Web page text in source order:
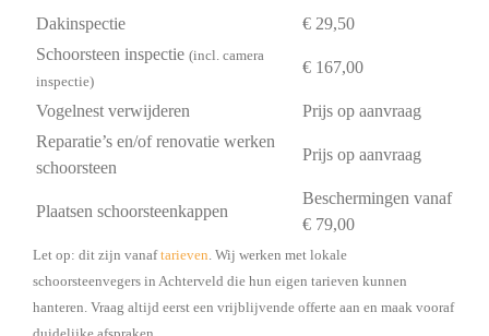
Dakinspectie
€ 29,50
Schoorsteen inspectie (incl. camera
inspectie)
€ 167,00
Vogelnest verwijderen
Prijs op aanvraag
Reparatie’s en/of renovatie werken
schoorsteen
Prijs op aanvraag
Plaatsen schoorsteenkappen
Beschermingen vanaf
€ 79,00
Let op: dit zijn vanaftarieven. Wij werken met lokale
schoorsteenvegers in Achterveld die hun eigen tarieven kunnen
hanteren. Vraag altijd eerst een vrijblijvende offerte aan en maak vooraf